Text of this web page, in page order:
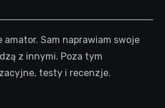
amator. Sam naprawiam swoje
z innymi. Poza tym
testy i recenzje.